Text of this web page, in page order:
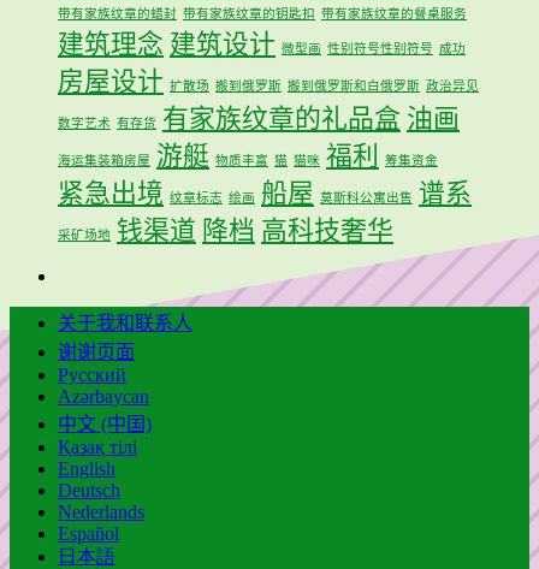
带有家族纹章的蜡封 带有家族纹章的钥匙扣 带有家族纹章的餐桌服务
建筑理念 建筑设计 微型画 性别符号性别符号 成功
房屋设计 扩散场 搬到俄罗斯 搬到俄罗斯和白俄罗斯 政治异见
数字艺术 有存货 有家族纹章的礼品盒 油画
海运集装箱房屋 游艇 物质丰富 猫 猫咪 福利 筹集资金
紧急出境 纹章标志 绘画 船屋 莫斯科公寓出售 谱系
采矿场地 钱渠道 降档 高科技奢华
关于我和联系人
谢谢页面
Русский
Azərbaycan
中文 (中国)
Қазақ тілі
English
Deutsch
Nederlands
Español
日本語